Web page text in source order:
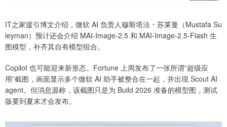
IT之家援引博文介绍，微软 AI 负责人穆斯塔法・苏莱曼（Mustafa Su
leyman）预计还会介绍 MAI-Image-2.5 和 MAI-Image-2.5-Flash 生
图模型，补齐其自有模型组合。
Copilot 也可能迎来新形态。Fortune 上周发布了一张所谓“超级应
用”截图，画面显示多个微软 AI 助手被整合在一起，并出现 Scout AI
agent。但消息源称，该截图只是为 Build 2026 准备的模型图，测试
版要到夏末才会发布。